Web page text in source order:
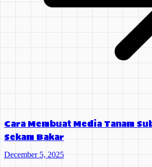
Cara Membuat Media Tanam
Sekam Bakar
December 5, 2025